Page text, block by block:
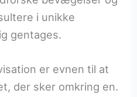
i unikke
gentages.
er evnen til at
der sker omkring en.